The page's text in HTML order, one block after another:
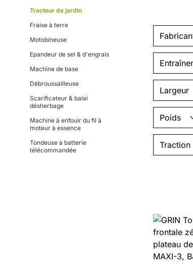
Tracteur de jardin
Fraise à terre
Motobineuse
Epandeur de sel & d'engrais
Machine de base
Débroussailleuse
Scarificateur & balai
désherbage
Machine à enfouir du fil à
moteur à essence
Tondeuse à batterie
télécommandée
Largeur
Poids
Traction